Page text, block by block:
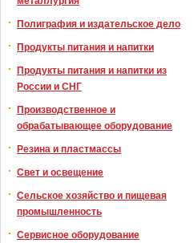
Полиграфия и издательское дело
Продукты питания и напитки
Продукты питания и напитки из
России и СНГ
Производственное и
обрабатывающее оборудование
Резина и пластмассы
Свет и освещение
Сельское хозяйство и пищевая
промышленность
Сервисное оборудование